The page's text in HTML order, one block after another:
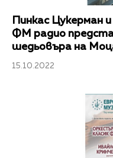
Пинкас Цукерман
ФМ радио
шедьовъра на
15.10.2022